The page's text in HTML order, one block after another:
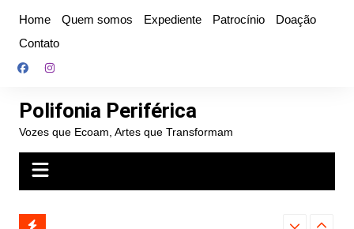
conteúdo
Home Quem somos Expediente Patrocínio
Doação
Contato
Polifonia Periférica
Vozes que Ecoam, Artes que Transformam
e abre
Farofa